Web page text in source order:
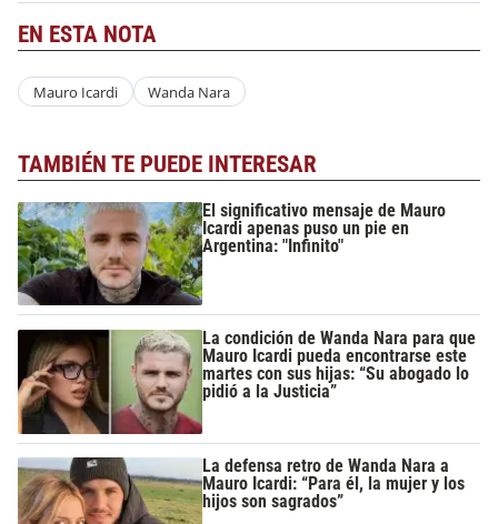
EN ESTA NOTA
Mauro Icardi Wanda Nara
TAMBIÉN TE PUEDE INTERESAR
El significativo mensaje de Mauro
Icardi apenas puso un pie en
Argentina: "Infinito"
La condición de Wanda Nara para que
Mauro Icardi pueda encontrarse este
martes con sus hijas: “Su abogado lo
pidió a la Justicia”
La defensa retro de Wanda Nara a
Mauro Icardi: “Para él, la mujer y los
hijos son sagrados”